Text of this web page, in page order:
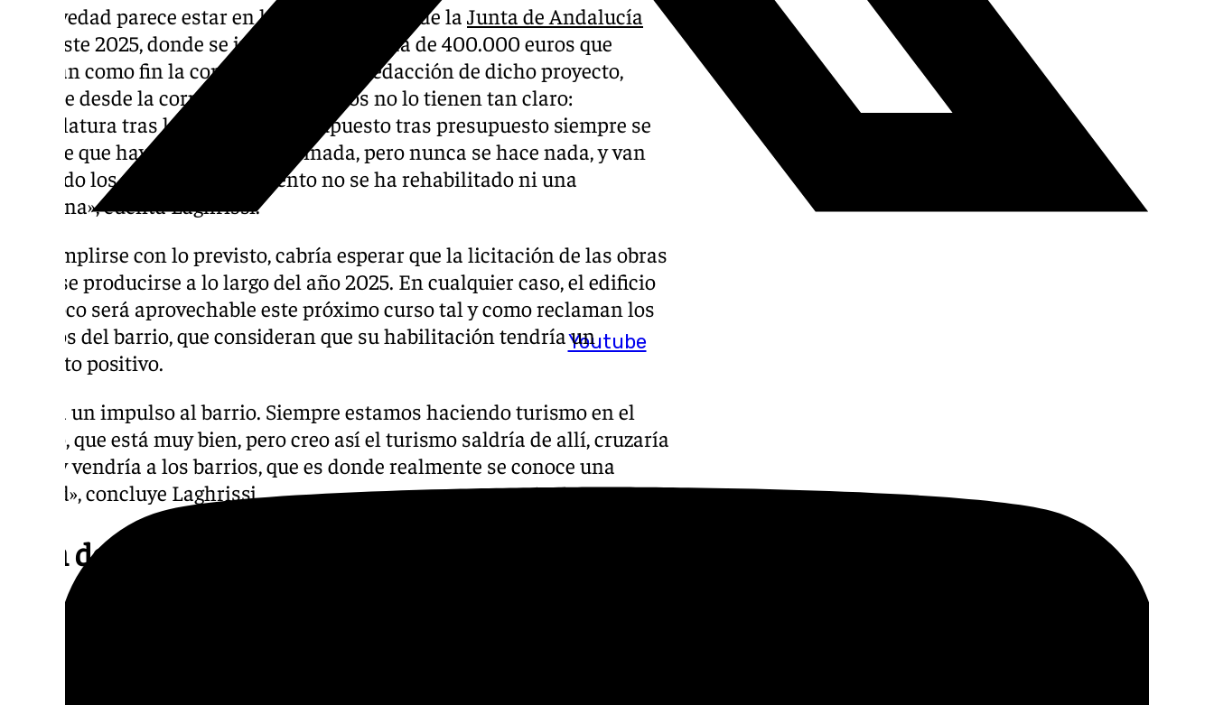
Youtube
La novedad parece estar en los Presupuestos de la Junta de Andalucía
para este 2025, donde se incluye una partida de 400.000 euros que
tendrán como fin la continuación de la redacción de dicho proyecto,
aunque desde la corporación de vecinos no lo tienen tan claro:
«Legislatura tras legislatura y presupuesto tras presupuesto siempre se
supone que hay una partida destinada, pero nunca se hace nada, y van
pasando los años y en el convento no se ha rehabilitado ni una
columna», cuenta Laghrissi.
De cumplirse con lo previsto, cabría esperar que la licitación de las obras
pudiese producirse a lo largo del año 2025. En cualquier caso, el edificio
tampoco será aprovechable este próximo curso tal y como reclaman los
vecinos del barrio, que consideran que su habilitación tendría un
impacto positivo.
«Daría un impulso al barrio. Siempre estamos haciendo turismo en el
centro, que está muy bien, pero creo así el turismo saldría de allí, cruzaría
el río y vendría a los barrios, que es donde realmente se conoce una
ciudad», concluye Laghrissi.
Bien de Interés Cultural